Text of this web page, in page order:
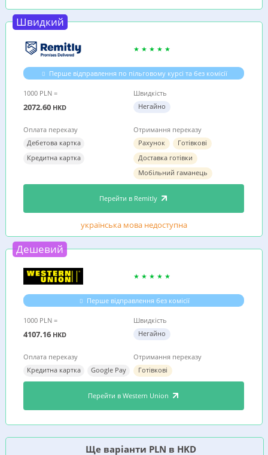
Швидкий
Перше відправлення по пільговому курсі та без комісії
1000 PLN =
2072.60 HKD
Швидкість
Негайно
Оплата переказу
Дебетова картка
Кредитна картка
Отримання переказу
Рахунок
Готівкові
Доставка готівки
Мобільний гаманець
Перейти в Remitly
українська мова недоступна
Дешевий
Перше відправлення без комісії
1000 PLN =
4107.16 HKD
Швидкість
Негайно
Оплата переказу
Кредитна картка
Google Pay
Отримання переказу
Готівкові
Перейти в Western Union
Ще варіанти PLN в HKD